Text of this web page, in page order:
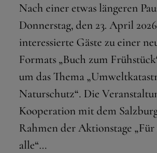
Nach einer etwas längeren
Donnerstag, den 23. April
interessierte Gäste zu einer
Formats „Buch zum
um das Thema
Naturschutz“. Die
Kooperation mit dem
Rahmen der Aktionstage
alle“…
Zustimmung mehr.
Google Maps
Eingebettete Inhalte